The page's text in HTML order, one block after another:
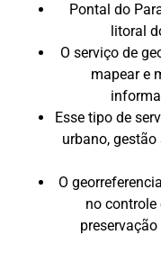
Pontal do
litoral
O serviço de
mapear e
Esse tipo de
urbano,
O
no controle